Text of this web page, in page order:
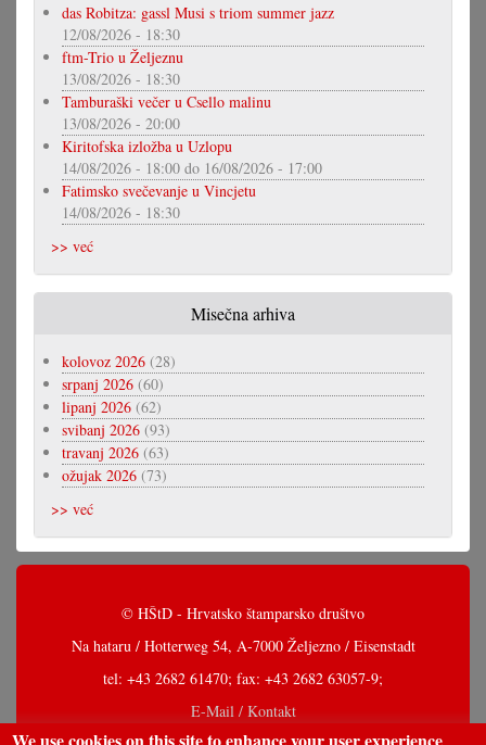
das Robitza: gassl Musi s triom summer jazz
12/08/2026 - 18:30
ftm-Trio u Željeznu
13/08/2026 - 18:30
Tamburaški večer u Csello malinu
13/08/2026 - 20:00
Kiritofska izložba u Uzlopu
14/08/2026 - 18:00 do 16/08/2026 - 17:00
Fatimsko svečevanje u Vincjetu
14/08/2026 - 18:30
>> već
Misečna arhiva
kolovoz 2026 (28)
srpanj 2026 (60)
lipanj 2026 (62)
svibanj 2026 (93)
travanj 2026 (63)
ožujak 2026 (73)
>> već
© HŠtD - Hrvatsko štamparsko društvo
Na hataru / Hotterweg 54, A-7000 Željezno / Eisenstadt
tel: +43 2682 61470; fax: +43 2682 63057-9;
E-Mail / Kontakt